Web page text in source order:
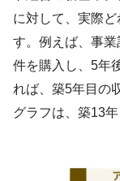
に対して、実際
す。例えば、事
件を購入し、​5年
れば、築5年目の
グラフは、築13